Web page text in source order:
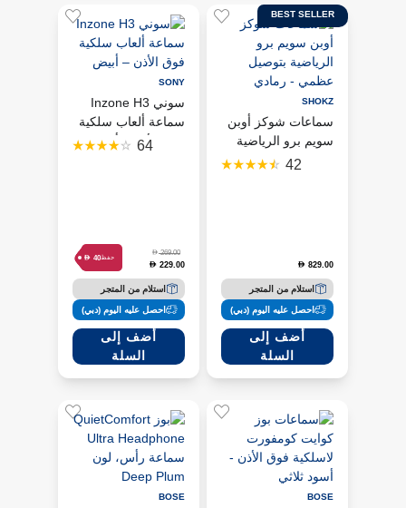
BEST SELLER
SHOKZ
سماعات شوكز أوبن
سويم برو الرياضية
بتوصيل عظمي -
42
D 829.00
استلام من المتجر
احصل عليه اليوم (دبي)
أضف إلى
السلة
SONY
سوني Inzone H3
سماعة ألعاب سلكية
فوق الأذن – أبيض
64
D269.00
D 229.00
حفظ D 40
استلام من المتجر
احصل عليه اليوم (دبي)
أضف إلى
السلة
BOSE
BOSE